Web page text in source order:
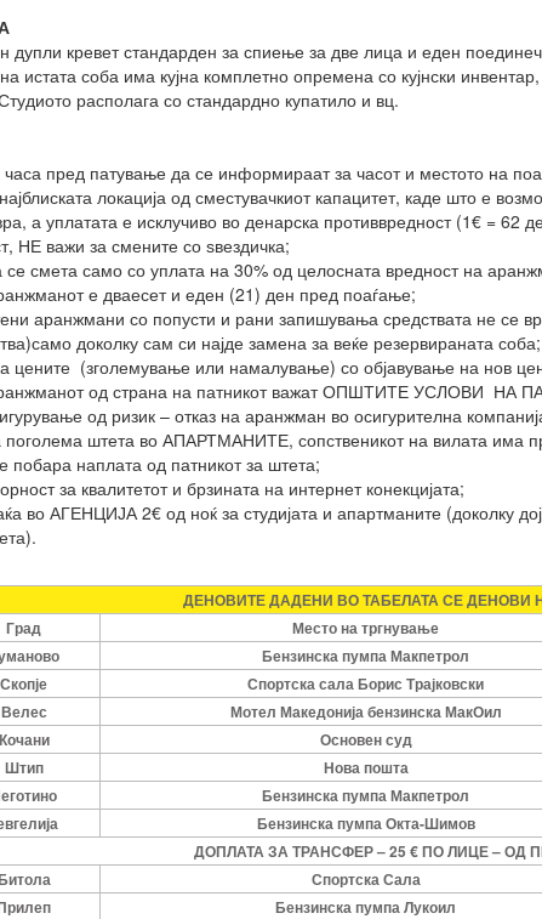
дупли кревет стандарден за спиење за две лица и еден
истата соба има кујна комплетно опремена со кујнски
располага со стандардно купатило и вц.
пред патување да се информираат за часот и местото на
локација од сместувачкиот капацитет, каде што е
а уплатата е исклучиво во денарска противвредност (1€ = 62
НЕ важи за смените со ѕвездичка;
се смета само со уплата на 30% од целосната вредност на
е дваесет и еден (21) ден пред поаѓање;
аранжмани со попусти и рани запишувања средствата не се
доколку сам си најде замена за веќе резервираната соба;
цените (зголемување или намалување) со објавување на нов
од страна на патникот важат ОПШТИТЕ УСЛОВИ НА
од ризик – отказ на аранжман во осигурителна
поголема штета во АПАРТМАНИТЕ, сопственикот на вилата има
побара наплата од патникот за штета;
за квалитетот и брзината на интернет конекцијата;
во АГЕНЦИЈА 2€ од ноќ за студијата и апартманите (доколку
ДЕНОВИТЕ ДАДЕНИ ВО ТАБЕЛАТА СЕ ДЕНОВИ
Град
Место на тргнување
Бензинска пумпа Макпетрол
Скопје
Спортска сала Борис Трајковски
Велес
Мотел Македонија бензинска МакОил
Кочани
Основен суд
Штип
Нова пошта
Бензинска пумпа Макпетрол
Бензинска пумпа Окта-Шимов
ДОПЛАТА ЗА ТРАНСФЕР – 25 € ПО ЛИЦЕ – ОД
Спортска Сала
Бензинска пумпа Лукоил